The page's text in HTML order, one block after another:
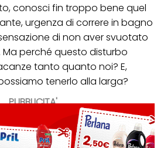
PUBBLICITA'
conosci fin troppo bene quel
urgenza di correre in bagno
di non aver svuotato
perché questo disturbo
tanto quanto noi? E,
tenerlo alla larga?